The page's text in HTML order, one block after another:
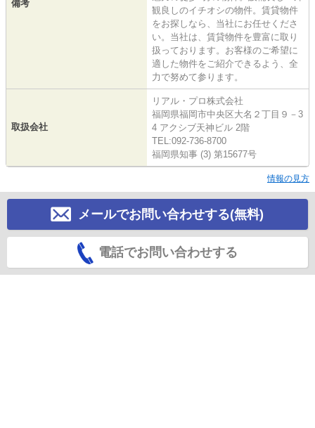
備考
観良しのイチオシの物件。賃貸物件
をお探しなら、当社にお任せくださ
い。当社は、賃貸物件を豊富に取り
扱っております。お客様のご希望に
適した物件をご紹介できるよう、全
力で努めて参ります。
取扱会社
リアル・プロ株式会社
福岡県福岡市中央区大名２丁目９－3
4 アクシブ天神ビル 2階
TEL:092-736-8700
福岡県知事 (3) 第15677号
情報の見方
メールでお問い合わせする(無料)
電話でお問い合わせする